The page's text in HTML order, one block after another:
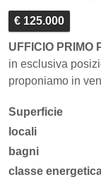
€ 125.000
UFFICIO PRIMO
in esclusiva
proponiamo in
Superficie
locali
bagni
classe